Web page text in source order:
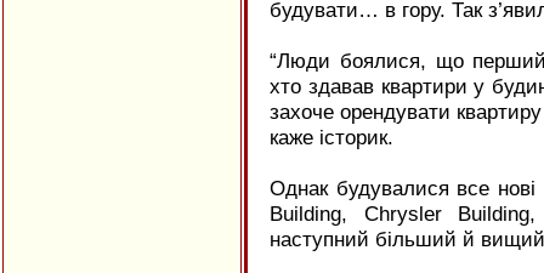
будувати… в гору. Так
“Люди боялися, що
хто здавав квартири у
захоче орендувати
каже історик.
Однак будувалися все нові
Building, Chrysler
наступний більший й вищий